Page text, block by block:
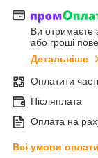
Ви отримаєте
або гроші
Детальніше
Оплатити
Післяплата
Оплата на
Всі умови оплати